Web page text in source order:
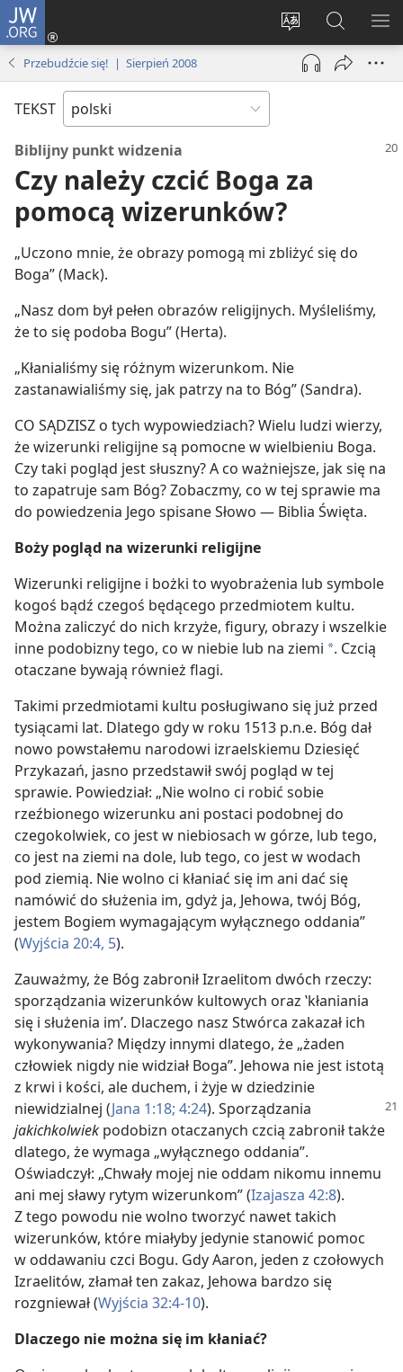
JW.ORG
Wybór
języka
Logowanie
(opens
window)
Szukaj
na
JW.ORG
Przebudźcie się! | Sierpień 2008
TEKST
Biblijny punkt widzenia
Czy należy czcić Boga za
pomocą wizerunków?
„Uczono mnie, że obrazy pomogą mi zbliżyć się do
Boga” (Mack).
„Nasz dom był pełen obrazów religijnych. Myśleliśmy,
że to się podoba Bogu” (Herta).
„Kłanialiśmy się różnym wizerunkom. Nie
zastanawialiśmy się, jak patrzy na to Bóg” (Sandra).
CO SĄDZISZ o tych wypowiedziach? Wielu ludzi wierzy,
że wizerunki religijne są pomocne w wielbieniu Boga.
Czy taki pogląd jest słuszny? A co ważniejsze, jak się na
to zapatruje sam Bóg? Zobaczmy, co w tej sprawie ma
do powiedzenia Jego spisane Słowo — Biblia Święta.
Boży pogląd na wizerunki religijne
Wizerunki religijne i bożki to wyobrażenia lub symbole
kogoś bądź czegoś będącego przedmiotem kultu.
Można zaliczyć do nich krzyże, figury, obrazy i wszelkie
inne podobizny tego, co w niebie lub na ziemi *. Czcią
otaczane bywają również flagi.
Takimi przedmiotami kultu posługiwano się już przed
tysiącami lat. Dlatego gdy w roku 1513 p.n.e. Bóg dał
nowo powstałemu narodowi izraelskiemu Dziesięć
Przykazań, jasno przedstawił swój pogląd w tej
sprawie. Powiedział: „Nie wolno ci robić sobie
rzeźbionego wizerunku ani postaci podobnej do
czegokolwiek, co jest w niebiosach w górze, lub tego,
co jest na ziemi na dole, lub tego, co jest w wodach
pod ziemią. Nie wolno ci kłaniać się im ani dać się
namówić do służenia im, gdyż ja, Jehowa, twój Bóg,
jestem Bogiem wymagającym wyłącznego oddania”
(Wyjścia 20:4, 5).
Zauważmy, że Bóg zabronił Izraelitom dwóch rzeczy:
sporządzania wizerunków kultowych oraz ‛kłaniania
się i służenia im’. Dlaczego nasz Stwórca zakazał ich
wykonywania? Między innymi dlatego, że „żaden
człowiek nigdy nie widział Boga”. Jehowa nie jest istotą
z krwi i kości, ale duchem, i żyje w dziedzinie
niewidzialnej (Jana 1:18; 4:24). Sporządzania
jakichkolwiek podobizn otaczanych czcią zabronił także
dlatego, że wymaga „wyłącznego oddania”.
Oświadczył: „Chwały mojej nie oddam nikomu innemu
ani mej sławy rytym wizerunkom” (Izajasza 42:8).
Z tego powodu nie wolno tworzyć nawet takich
wizerunków, które miałyby jedynie stanowić pomoc
w oddawaniu czci Bogu. Gdy Aaron, jeden z czołowych
Izraelitów, złamał ten zakaz, Jehowa bardzo się
rozgniewał (Wyjścia 32:4-10).
Dlaczego nie można się im kłaniać?